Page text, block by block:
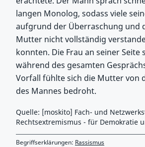
langen Monolog, sodass viele
aufgrund der Überraschung und
Mutter nicht vollständig
konnten. Die Frau an seiner Seite
während des gesamten
Vorfall fühlte sich die Mutter von
des Mannes bedroht.
Quelle: [moskito] Fach- und
Rechtsextremismus - für Demokratie
Begriffserklärungen: Rassismus